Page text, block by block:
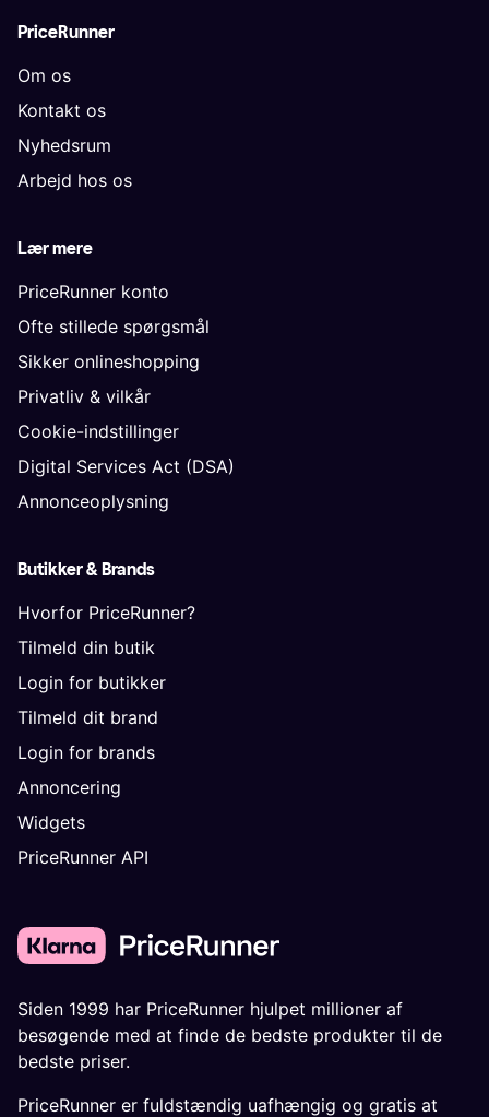
PriceRunner
Om os
Kontakt os
Nyhedsrum
Arbejd hos os
Lær mere
PriceRunner konto
Ofte stillede spørgsmål
Sikker onlineshopping
Privatliv & vilkår
Cookie-indstillinger
Digital Services Act (DSA)
Annonceoplysning
Butikker & Brands
Hvorfor PriceRunner?
Tilmeld din butik
Login for butikker
Tilmeld dit brand
Login for brands
Annoncering
Widgets
PriceRunner API
Siden 1999 har PriceRunner hjulpet millioner af
besøgende med at finde de bedste produkter til de
bedste priser.
PriceRunner er fuldstændig uafhængig og gratis at